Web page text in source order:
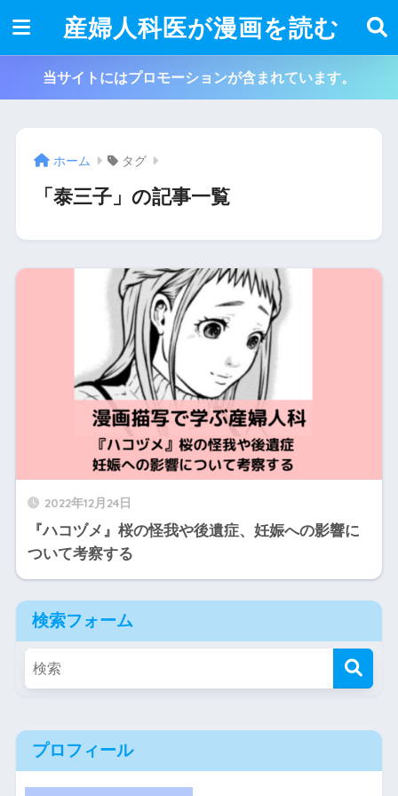
産婦人科医が漫画を読む
当サイトにはプロモーションが含まれています。
ホーム タグ
「泰三子」の記事一覧
2022年12月24日
『ハコヅメ』桜の怪我や後遺症、妊娠への影響に
ついて考察する
検索フォーム
プロフィール